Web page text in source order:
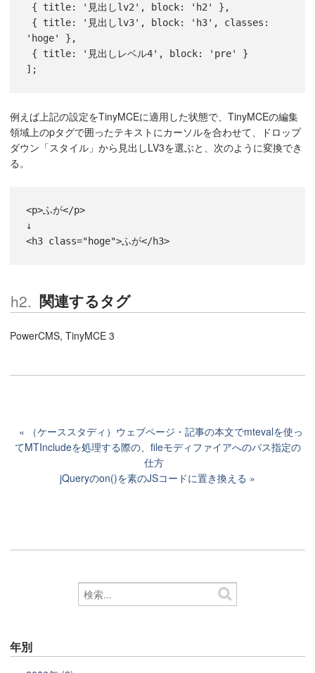
{ title: '見出しlv2', block: 'h2' },
'hoge' },
{ title: '見出しレベル4', block: 'pre' }
];
例えば上記の設定をTinyMCEに適用した状態で、TinyMCEの編集
領域上のpタグで囲ったテキストにカーソルを合わせて、ドロップ
ダウン「スタイル」から見出しLV3を選ぶと、次のように変換でき
る。
<p>ふが</p>
↓
<h3 class="hoge">ふが</h3>
関連するタグ
PowerCMS, TinyMCE 3
（ケーススタディ）ウェブページ・記事の本文でmtevalを使っ
てMTIncludeを処理する際の、fileモディファイアへのパス指定の
仕方
jQueryのon()を素のJSコードに置き換える
年別